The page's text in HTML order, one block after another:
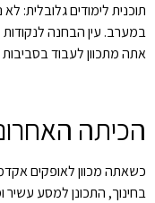
תוכנית לימודים גלובלית:
במערב. עין הבחנה
אתה מתכוון לעבוד בסביבות
הכיתה
כשאתה מכוון לאופקים
בחינוך, התכונן למסע